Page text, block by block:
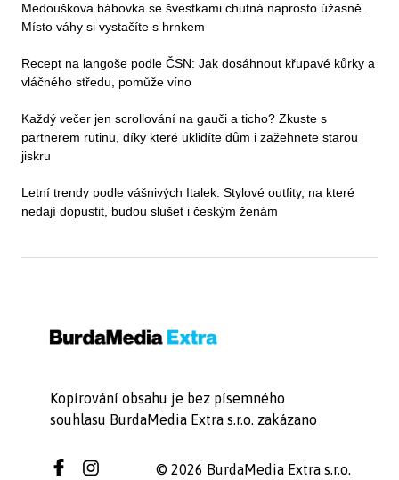
Medouškova bábovka se švestkami chutná naprosto úžasně.
Místo váhy si vystačíte s hrnkem
Recept na langoše podle ČSN: Jak dosáhnout křupavé kůrky a
vláčného středu, pomůže víno
Každý večer jen scrollování na gauči a ticho? Zkuste s
partnerem rutinu, díky které uklidíte dům i zažehnete starou
jiskru
Letní trendy podle vášnivých Italek. Stylové outfity, na které
nedají dopustit, budou slušet i českým ženám
Kopírování obsahu je bez písemného
souhlasu BurdaMedia Extra s.r.o. zakázano
© 2026 BurdaMedia Extra s.r.o.